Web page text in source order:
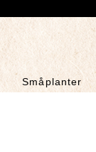
Småplanter